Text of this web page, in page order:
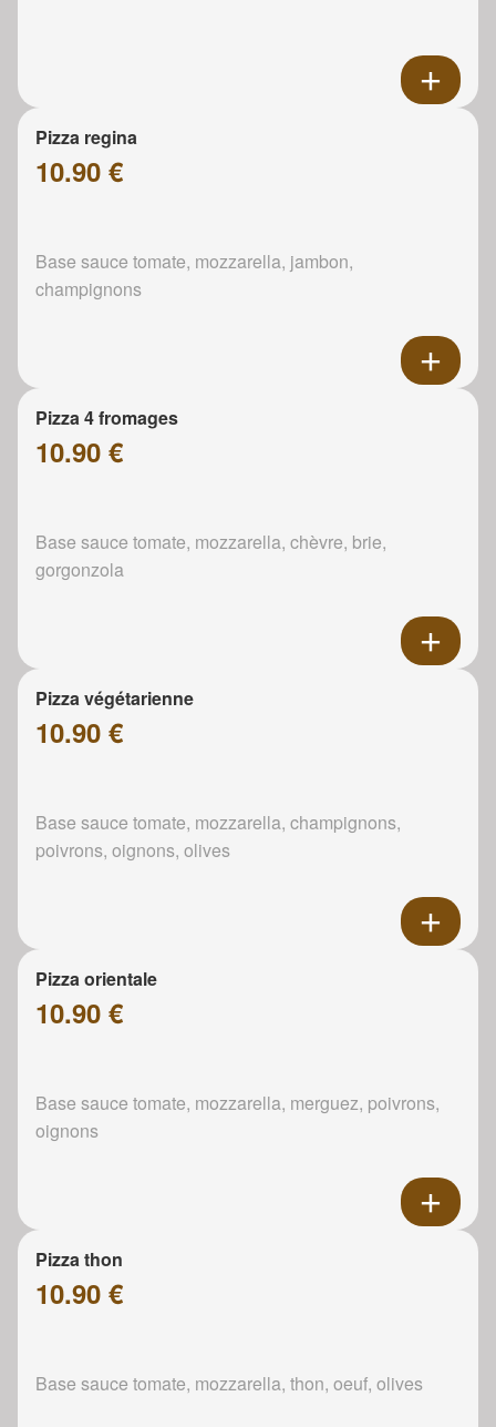
Pizza regina
10.90 €
Base sauce tomate, mozzarella, jambon,
champignons
Pizza 4 fromages
10.90 €
Base sauce tomate, mozzarella, chèvre, brie,
gorgonzola
Pizza végétarienne
10.90 €
Base sauce tomate, mozzarella, champignons,
poivrons, oignons, olives
Pizza orientale
10.90 €
Base sauce tomate, mozzarella, merguez, poivrons,
oignons
Pizza thon
10.90 €
Base sauce tomate, mozzarella, thon, oeuf, olives